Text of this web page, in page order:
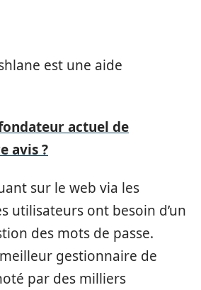
est une aide
actuel de
avis ?
sur le web via les
utilisateurs ont besoin d’un
des mots de passe.
gestionnaire de
par des milliers